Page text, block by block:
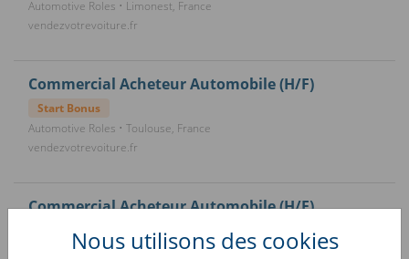
Nous utilisons des cookies
Automotive Roles • Limonest, France
vendezvotrevoiture.fr
Commercial Acheteur Automobile (H/F)
Start Bonus
Automotive Roles • Toulouse, France
vendezvotrevoiture.fr
Commercial Acheteur Automobile (H/F)
Start Bonus
Automotive Roles • Pessac, France